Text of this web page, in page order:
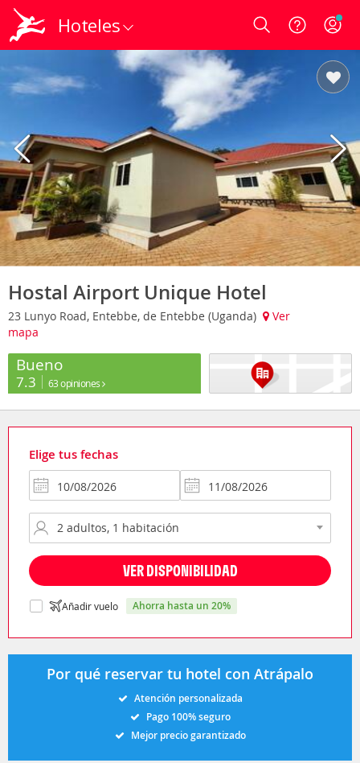
Hoteles Login
Hostal Airport Unique Hotel
23 Lunyo Road, Entebbe, de Entebbe (Uganda)
Ver
mapa
Bueno
7.3 63 opiniones
Elige tus fechas
VER DISPONIBILIDAD
Añadir vuelo ahorra hasta un 20%
Por qué reservar tu hotel con Atrápalo
Atención personalizada
Pago 100% seguro
Mejor precio garantizado